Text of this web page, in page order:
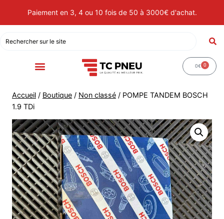
Paiement en 3, 4 ou 10 fois de 50 à 3000€ d'achat.
0€ 0
Accueil / Boutique / Non classé / POMPE TANDEM BOSCH
1.9 TDi